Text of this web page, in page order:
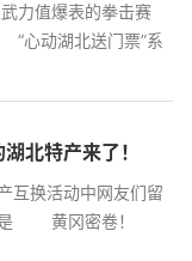
值爆表的拳击赛
动湖北送门票”系
北特产来了！
换活动中网友们留
然是 黄冈密卷！